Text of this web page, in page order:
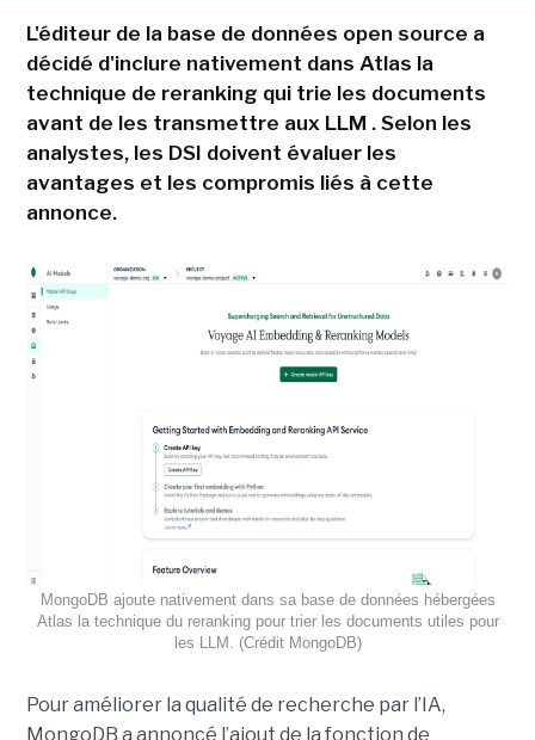
L'éditeur de la base de données open source a
décidé d'inclure nativement dans Atlas la
technique de reranking qui trie les documents
avant de les transmettre aux LLM . Selon les
analystes, les DSI doivent évaluer les
avantages et les compromis liés à cette
annonce.
MongoDB ajoute nativement dans sa base de données hébergées
Atlas la technique du reranking pour trier les documents utiles pour
les LLM. (Crédit MongoDB)
Pour améliorer la qualité de recherche par l’IA,
MongoDB a annoncé l’ajout de la fonction de